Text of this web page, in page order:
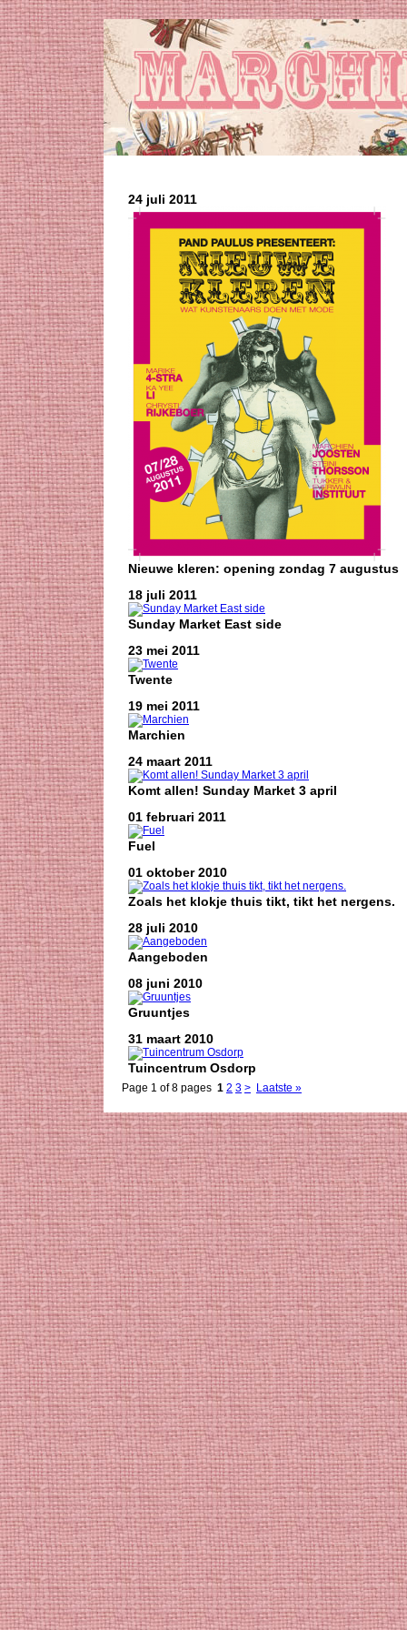
24 juli 2011
Nieuwe kleren: opening zondag 7 augustus
18 juli 2011
Sunday Market East side
23 mei 2011
Twente
19 mei 2011
Marchien
24 maart 2011
Komt allen! Sunday Market 3 april
01 februari 2011
Fuel
01 oktober 2010
Zoals het klokje thuis tikt, tikt het nergens.
28 juli 2010
Aangeboden
08 juni 2010
Gruuntjes
31 maart 2010
Tuincentrum Osdorp
Page 1 of 8 pages 1 2 3 > Laatste »